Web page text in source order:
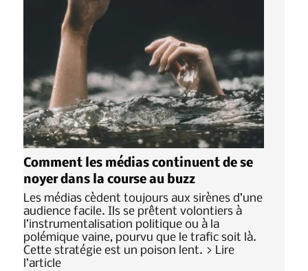
Comment les médias continuent de se
noyer dans la course au buzz
Les médias cèdent toujours aux sirènes d’une
audience facile. Ils se prêtent volontiers à
l’instrumentalisation politique ou à la
polémique vaine, pourvu que le trafic soit là.
Cette stratégie est un poison lent. > Lire
l’article